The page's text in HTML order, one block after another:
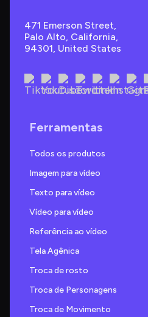
471 Emerson Street,
Palo Alto, California,
94301, United States
Ferramentas
Todos os produtos
Imagem para vídeo
Texto para vídeo
Vídeo para vídeo
Referência ao vídeo
Tela Agênica
Troca de rosto
Troca de Personagens
Troca de Movimento